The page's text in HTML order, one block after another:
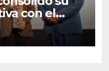
con el
Brotes 2026